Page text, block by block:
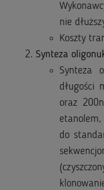
nie
Koszty
Synteza
Synteza
długości
oraz
do